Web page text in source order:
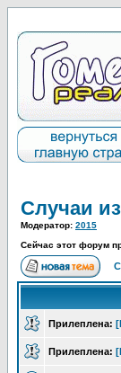
Случаи
Модератор: 2015
Сейчас этот форум
Прилеплена:
Прилеплена: